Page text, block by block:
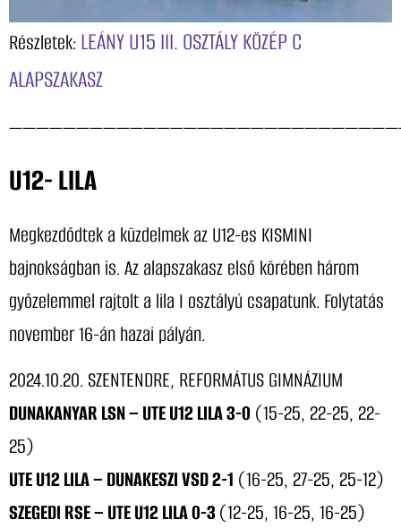
Részletek: LEÁNY U15 III. OSZTÁLY KÖZÉP C
ALAPSZAKASZ
U12- LILA
Megkezdődtek a küzdelmek az U12-es KISMINI
bajnokságban is. Az alapszakasz első körében három
győzelemmel rajtolt a lila I osztályú csapatunk. Folytatás
november 16-án hazai pályán.
2024.10.20. SZENTENDRE, REFORMÁTUS GIMNÁZIUM
DUNAKANYAR LSN – UTE U12 LILA 3-0 (15-25, 22-25, 22-
25)
UTE U12 LILA – DUNAKESZI VSD 2-1 (16-25, 27-25, 25-12)
SZEGEDI RSE – UTE U12 LILA 0-3(12-25, 16-25, 16-25)